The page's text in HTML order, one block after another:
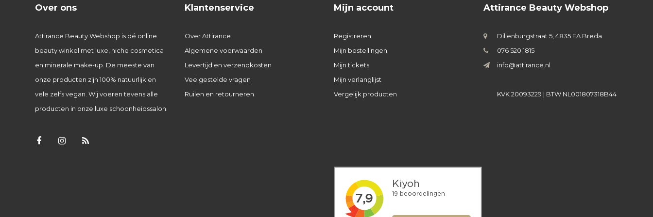
Over ons
Attirance Beauty Webshop is dé online
beauty winkel met luxe, niche cosmetica
en minerale make-up. De meeste van
onze producten zijn 100% natuurlijk en
vele zelfs vegan. Wij voeren tevens alle
producten in onze luxe schoonheidssalon.
Klantenservice
Over Attirance
Algemene voorwaarden
Levertijd en verzendkosten
Veelgestelde vragen
Ruilen en retourneren
Mijn account
Registreren
Mijn bestellingen
Mijn tickets
Mijn verlanglijst
Vergelijk producten
Attirance Beauty Webshop
Dillenburgstraat 5, 4835 EA Breda
076 520 1815
info@attirance.nl
KVK 20093229 | BTW NL001807318B44